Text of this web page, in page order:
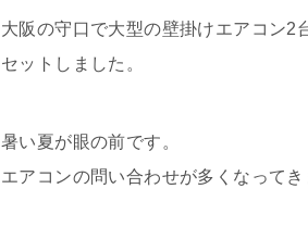
大阪の守口で大型の壁掛けエアコン2
セットしました。
暑い夏が眼の前です。
エアコンの問い合わせが多くなってき